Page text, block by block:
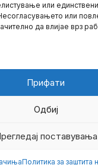
или
или
да влијае врз
Прифати
Одбиј
поставувања
Политика за заштита